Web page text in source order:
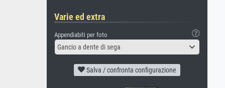
Varie ed extra
Appendiabiti per foto
Gancio a dente di sega
Salva / confronta configurazione